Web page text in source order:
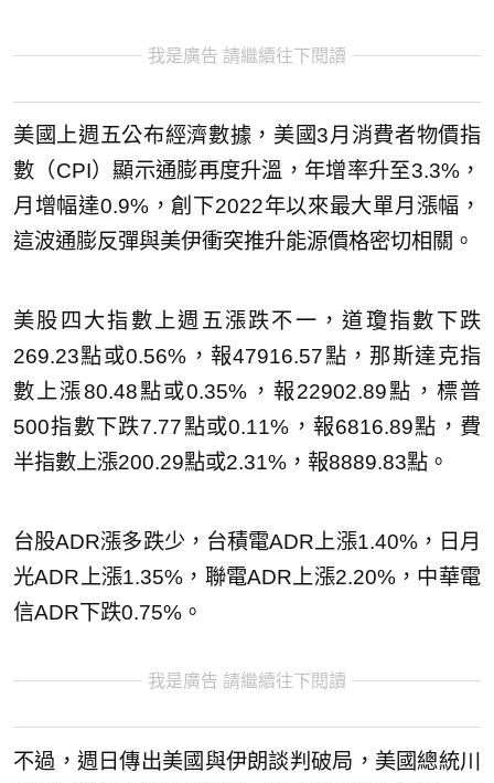
我是廣告 請繼續往下閱讀
美國上週五公布經濟數據，美國3月消費者物價指
數（CPI）顯示通膨再度升溫，年增率升至3.3%，
月增幅達0.9%，創下2022年以來最大單月漲幅，
這波通膨反彈與美伊衝突推升能源價格密切相關。
美股四大指數上週五漲跌不一，道瓊指數下跌
269.23點或0.56%，報47916.57點，那斯達克指
數上漲80.48點或0.35%，報22902.89點，標普
500指數下跌7.77點或0.11%，報6816.89點，費
半指數上漲200.29點或2.31%，報8889.83點。
台股ADR漲多跌少，台積電ADR上漲1.40%，日月
光ADR上漲1.35%，聯電ADR上漲2.20%，中華電
信ADR下跌0.75%。
我是廣告 請繼續往下閱讀
不過，週日傳出美國與伊朗談判破局，美國總統川